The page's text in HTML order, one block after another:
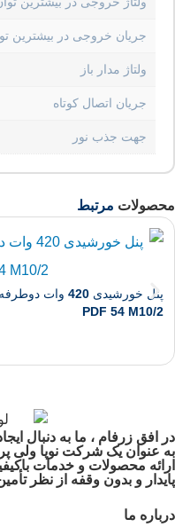
جریان خروجی در بیشترین
ولتاژ مدار باز
جریان اتصال کوتاه
جهت جذب نور
محصولات مرتبط
PDF 54 M10/2
در افق زرفام ، ما به دنبال
به عنوان یک شرکت نوپا ولی
ارائه محصولات و خدمات
پایدار و بدون وقفه از نظر
درباره ما